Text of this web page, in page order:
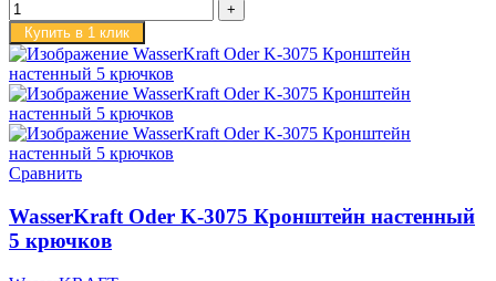
Купить в 1 клик
Сравнить
WasserKraft Oder K-3075 Кронштейн настенный
5 крючков